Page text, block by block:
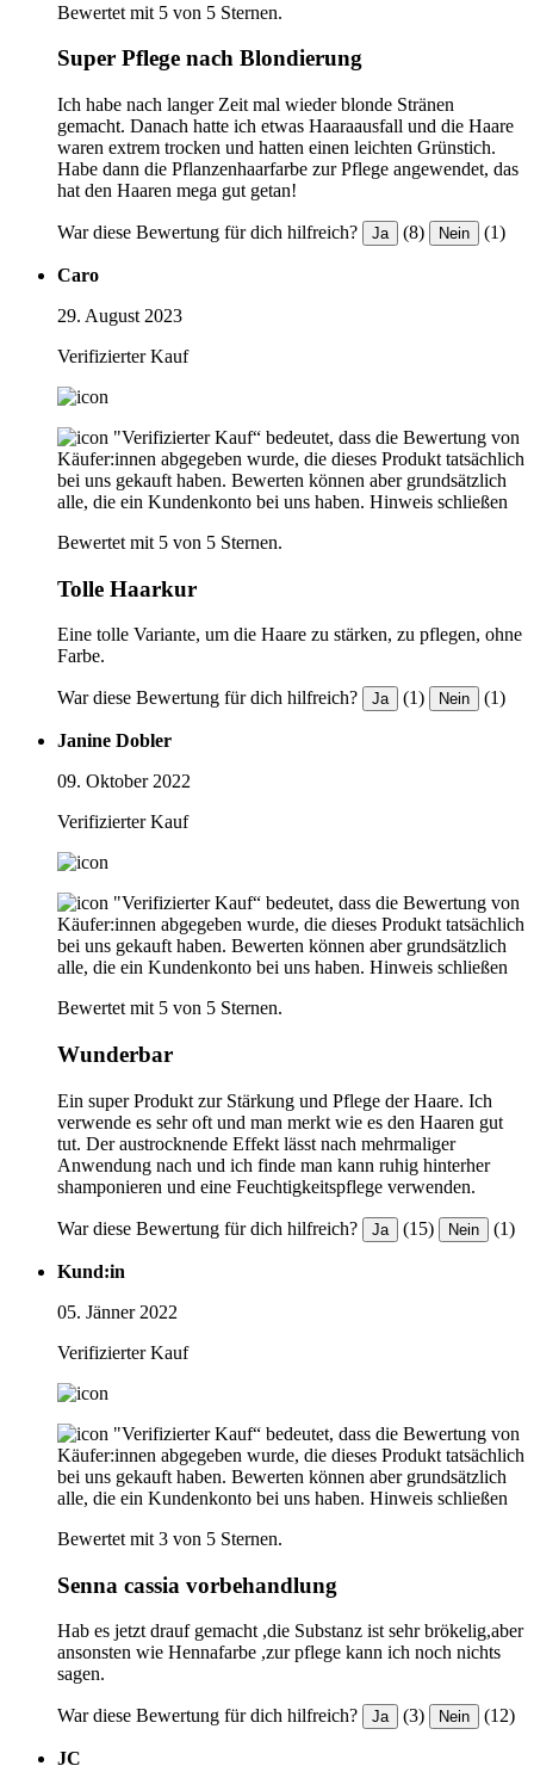
Bewertet mit 5 von 5 Sternen.
Super Pflege nach Blondierung
Ich habe nach langer Zeit mal wieder blonde Stränen
gemacht. Danach hatte ich etwas Haaraausfall und die Haare
waren extrem trocken und hatten einen leichten Grünstich.
Habe dann die Pflanzenhaarfarbe zur Pflege angewendet, das
hat den Haaren mega gut getan!
War diese Bewertung für dich hilfreich? Ja (8) Nein (1)
Caro
29. August 2023
Verifizierter Kauf
"Verifizierter Kauf“ bedeutet, dass die Bewertung von
Käufer:innen abgegeben wurde, die dieses Produkt tatsächlich
bei uns gekauft haben. Bewerten können aber grundsätzlich
alle, die ein Kundenkonto bei uns haben. Hinweis schließen
Bewertet mit 5 von 5 Sternen.
Tolle Haarkur
Eine tolle Variante, um die Haare zu stärken, zu pflegen, ohne
Farbe.
War diese Bewertung für dich hilfreich? Ja (1) Nein (1)
Janine Dobler
09. Oktober 2022
Verifizierter Kauf
"Verifizierter Kauf“ bedeutet, dass die Bewertung von
Käufer:innen abgegeben wurde, die dieses Produkt tatsächlich
bei uns gekauft haben. Bewerten können aber grundsätzlich
alle, die ein Kundenkonto bei uns haben. Hinweis schließen
Bewertet mit 5 von 5 Sternen.
Wunderbar
Ein super Produkt zur Stärkung und Pflege der Haare. Ich
verwende es sehr oft und man merkt wie es den Haaren gut
tut. Der austrocknende Effekt lässt nach mehrmaliger
Anwendung nach und ich finde man kann ruhig hinterher
shamponieren und eine Feuchtigkeitspflege verwenden.
War diese Bewertung für dich hilfreich? Ja (15) Nein (1)
Kund:in
05. Jänner 2022
Verifizierter Kauf
"Verifizierter Kauf“ bedeutet, dass die Bewertung von
Käufer:innen abgegeben wurde, die dieses Produkt tatsächlich
bei uns gekauft haben. Bewerten können aber grundsätzlich
alle, die ein Kundenkonto bei uns haben. Hinweis schließen
Bewertet mit 3 von 5 Sternen.
Senna cassia vorbehandlung
Hab es jetzt drauf gemacht ,die Substanz ist sehr brökelig,aber
ansonsten wie Hennafarbe ,zur pflege kann ich noch nichts
sagen.
War diese Bewertung für dich hilfreich? Ja (3) Nein (12)
JC